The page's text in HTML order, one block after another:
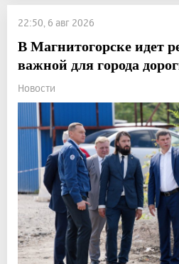
22:50, 6 авг 2026
В Магнитогорске идет
важной для города
Новости